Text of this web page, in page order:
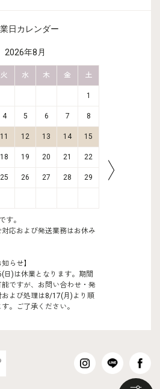
日カレンダー
2026年8月
火 水 木 金 土
1
4 5 6 7 8
11 12 13 14 15
18 19 20 21 22
25 26 27 28 29
す。
応および発送業務はお休み
らせ】
)は休業となります。期間
ですが、お問い合わせ・発
よび処理は8/17(月)より順
。ご了承ください。